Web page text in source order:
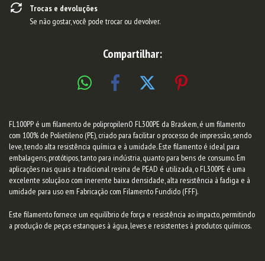
Trocas e devoluções
Se não gostar, você pode trocar ou devolver.
Compartilhar:
FL100PP é um filamento de polipropilenO FL300PE da Braskem, é um filamento
com 100% de Polietileno (PE), criado para facilitar o processo de impressão, sendo
leve, tendo alta resistência química e à umidade. Este filamento é ideal para
embalagens, protótipos, tanto para indústria, quanto para bens de consumo. Em
aplicações nas quais a tradicional resina de PEAD é utilizada, o FL300PE é uma
excelente solução.o com inerente baixa densidade, alta resistência à fadiga e à
umidade para uso em Fabricação com Filamento Fundido (FFF).
Este filamento fornece um equilíbrio de força e resistência ao impacto, permitindo
a produção de peças estanques à água, leves e resistentes à produtos químicos.